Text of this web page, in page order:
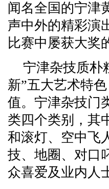
闻名全国的宁津
声中外的精彩演
比赛中屡获大奖
宁津杂技质朴
新”五大艺术特
值。宁津杂技门
类四个类别，其
和滚灯、空中飞
技、地圈、对口
众喜爱及业内人